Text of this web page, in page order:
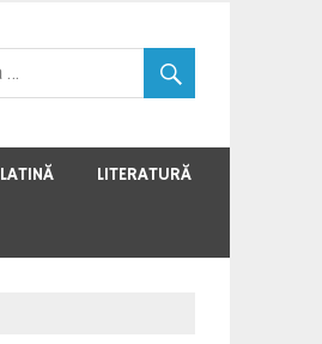
LATINĂ LITERATURĂ